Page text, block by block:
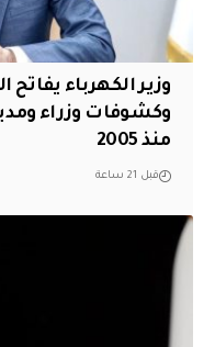
وزير الكهرباء يفاتح
وكشوفات وزراء
منذ 2005
قبل 21 ساعة